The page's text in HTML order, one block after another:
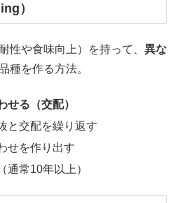
）
性や食味向上）を持って、 異な
種を作る方法。
せる（交配）
と交配を繰り返す
せを作り出す
通常10年以上）